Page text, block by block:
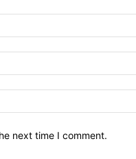
next time I comment.